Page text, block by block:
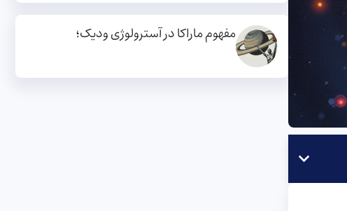
مفهوم ماراکا در آسترولوژی ودیک؛